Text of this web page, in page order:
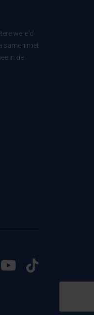
wereld
samen met
in de